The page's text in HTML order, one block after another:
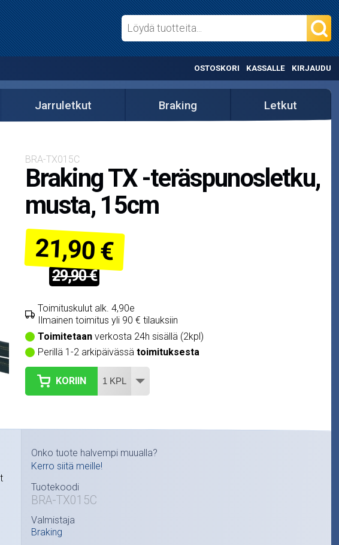
OSTOSKORI KASSALLE KIRJAUDU
Jarruletkut Braking Letkut
BRA-TX015C
Braking TX -teräspunosletku,
musta, 15cm
21,90 €
29,90 €
Toimituskulut alk. 4,90e
Ilmainen toimitus yli 90 € tilauksiin
Toimitetaanverkosta 24h sisällä (2kpl)
Perillä 1-2 arkipäivässä toimituksesta
KORIIN
Onko tuote halvempi muualla?
Kerro siitä meille!
Tuotekoodi
BRA-TX015C
Valmistaja
Braking